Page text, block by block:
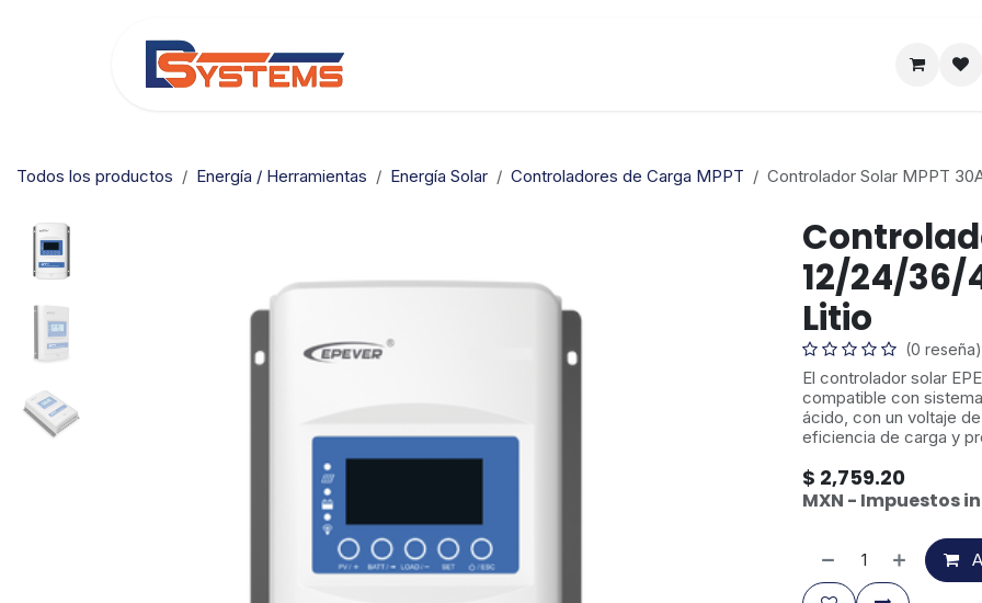
Todos los productos Energía / Herramientas Energía Solar Controladores de Carga MPPT Controlador Solar MPPT
12/24/36/
Litio
(0 reseña)
El controlador solar
compatible con
ácido, con un voltaje
eficiencia de carga y
$ 2,759.20
MXN - Impuestos